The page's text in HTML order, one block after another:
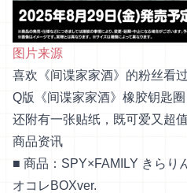
图片来源
喜欢《间谍家家酒》的粉丝看
Q版《间谍家家酒》橡胶钥匙
还附有一张贴纸，既可爱又超值
商品资讯
■ 商品：SPY×FAMILY きらり
オコレBOXver.